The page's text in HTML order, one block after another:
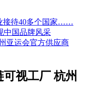
接待40多个国家……
中国品牌风采
亚运会官方供应商
视工厂 杭州